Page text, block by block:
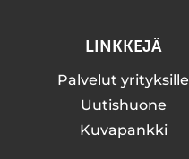
LINKKEJÄ
Palvelut yrityksille
Uutishuone
Kuvapankki